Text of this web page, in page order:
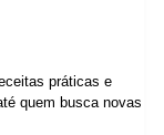
práticas e
quem busca novas